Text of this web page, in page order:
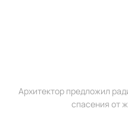
Архитектор предложил
спасения от